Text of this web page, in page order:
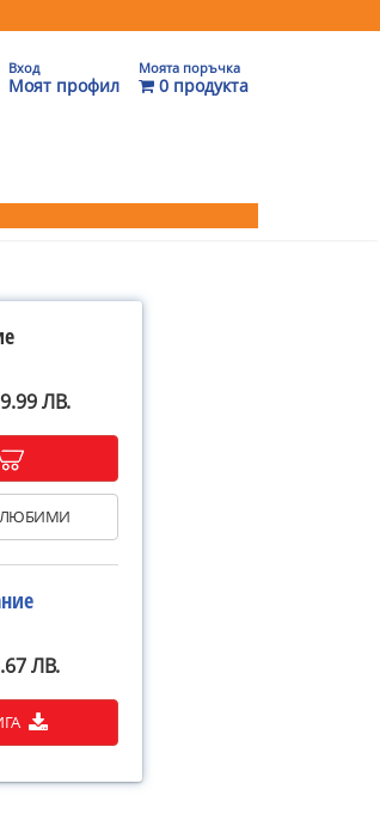
Вход
Моят профил
Моята поръчка
0 продукта
ЛВ.
ЛЮБИМИ
ЛВ.